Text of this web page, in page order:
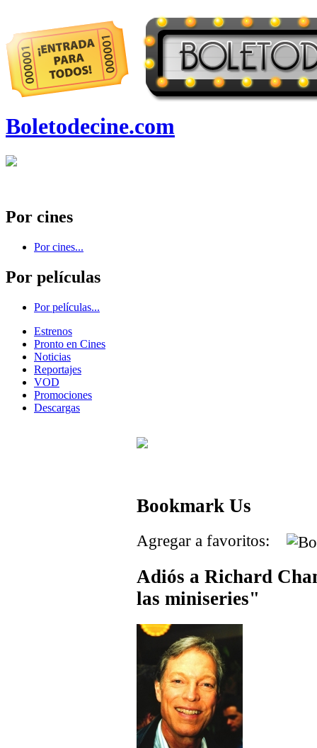
Boletodecine.com
Por cines
Por cines...
Por películas
Por películas...
Estrenos
Pronto en Cines
Noticias
Reportajes
VOD
Promociones
Descargas
Bookmark Us
Agregar a favoritos:
Adiós a Richard
las miniseries"